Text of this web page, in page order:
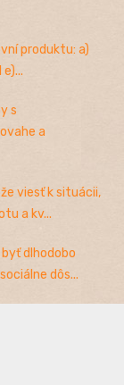
produktu: a)
s
a
viesť k situácii,
a kv...
dlhodobo
dôs...